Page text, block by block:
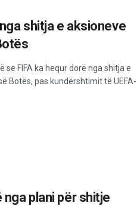
shitja e aksioneve
se FIFA ka hequr dorë nga shitja e
Botës, pas kundërshtimit të UEFA-
nga plani për shitje